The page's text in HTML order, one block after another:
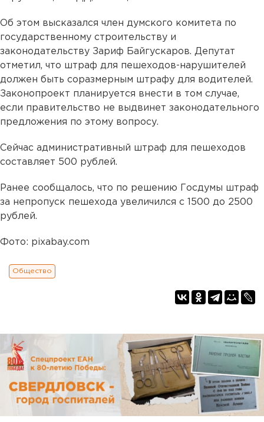
Об этом высказался член думского комитета по
государственному строительству и
законодательству Зариф Байгускаров. Депутат
отметил, что штраф для пешеходов-нарушителей
должен быть соразмерным штрафу для водителей.
Законопроект планируется внести в том случае,
если правительство не выдвинет законодательного
предложения по этому вопросу.
Сейчас административный штраф для пешеходов
составляет 500 рублей.
Ранее сообщалось, что по решению Госдумы штраф
за непропуск пешехода увеличился с 1500 до 2500
рублей.
Фото: pixabay.com
Общество